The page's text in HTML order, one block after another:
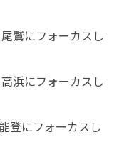
鷲にフォーカスし
浜にフォーカスし
登にフォーカスし